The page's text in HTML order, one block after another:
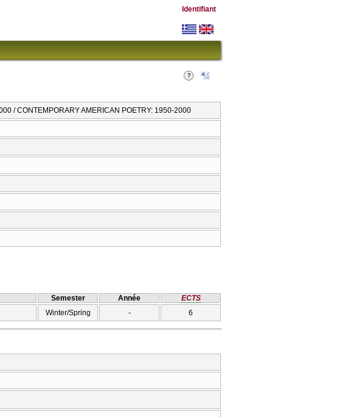
Identifiant
CONTEMPORARY AMERICAN POETRY: 1950-2000
Semester Année
ECTS
Winter/Spring - 6